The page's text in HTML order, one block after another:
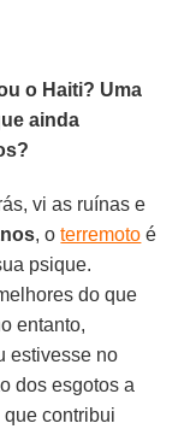
o Haiti? Uma
ainda
vi as ruínas e
, oterremoto é
psique.
do que
entanto,
estivesse no
dos esgotos a
contribui